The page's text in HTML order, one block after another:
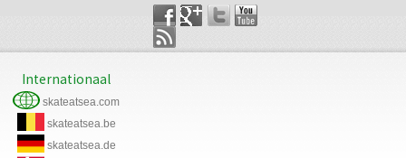
Internationaal
skateatsea.com
skateatsea.be
skateatsea.de